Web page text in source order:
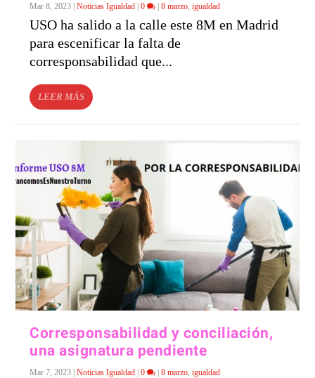
Mar 8, 2023 |Noticias Igualdad |0 |8 marzo,igualdad
USO ha salido a la calle este 8M en Madrid
para escenificar la falta de
corresponsabilidad que...
LEER MÁS
Corresponsabilidad y conciliación,
una asignatura pendiente
Mar 7, 2023 |Noticias Igualdad |0 |8 marzo ,igualdad